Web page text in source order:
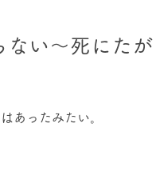
ない～死にた
あったみたい。